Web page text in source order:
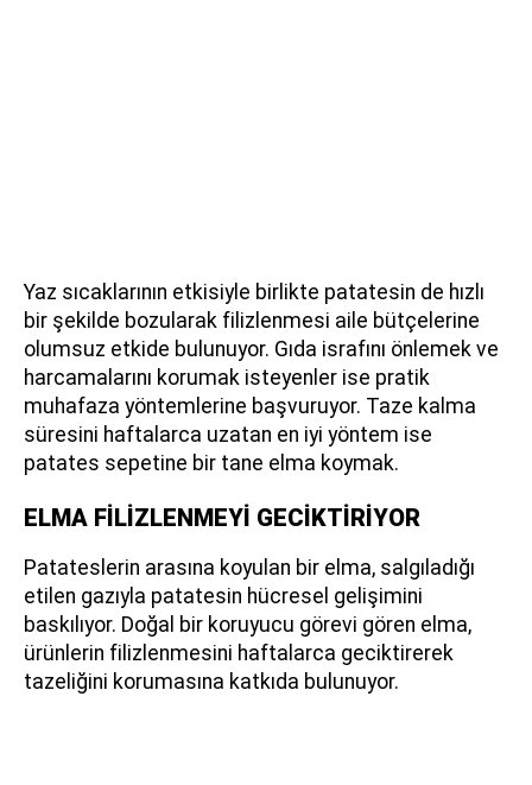
Yaz sıcaklarının etkisiyle birlikte patatesin de hızlı
bir şekilde bozularak filizlenmesi aile bütçelerine
olumsuz etkide bulunuyor. Gıda israfını önlemek ve
harcamalarını korumak isteyenler ise pratik
muhafaza yöntemlerine başvuruyor. Taze kalma
süresini haftalarca uzatan en iyi yöntem ise
patates sepetine bir tane elma koymak.
ELMA FİLİZLENMEYİ GECİKTİRİYOR
Patateslerin arasına koyulan bir elma, salgıladığı
etilen gazıyla patatesin hücresel gelişimini
baskılıyor. Doğal bir koruyucu görevi gören elma,
ürünlerin filizlenmesini haftalarca geciktirerek
tazeliğini korumasına katkıda bulunuyor.